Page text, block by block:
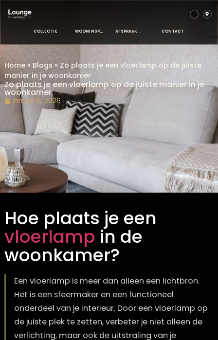
Home»Blogs»Zo plaats je een vloerlamp op de
manier in je woonkamer
Zo plaats je een vloerlamp op de juiste manier
woonkamer
januari 6, 2026
Hoe plaats je een
vloerlampin de
woonkamer?
Een vloerlamp is meer dan alleen een
Het is een sfeermaker en een functioneel